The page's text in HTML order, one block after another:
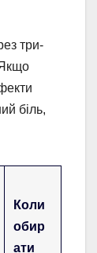
три-
Якщо
біль,
Коли
обир
ати